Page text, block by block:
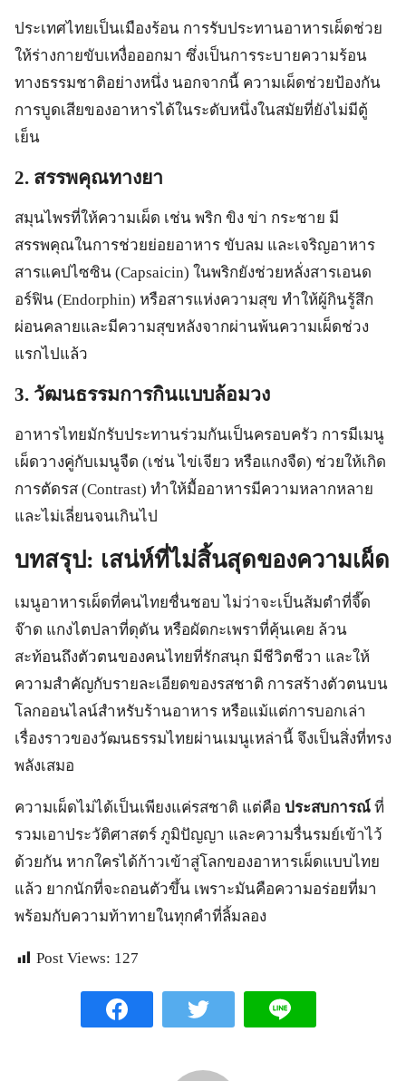
ประเทศไทยเป็นเมืองร้อน การรับประทานอาหารเผ็ดช่วย
ให้ร่างกายขับเหงื่อออกมา ซึ่งเป็นการระบายความร้อน
ทางธรรมชาติอย่างหนึ่ง นอกจากนี้ ความเผ็ดช่วยป้องกัน
การบูดเสียของอาหารได้ในระดับหนึ่งในสมัยที่ยังไม่มีตู้
เย็น
2. สรรพคุณทางยา
สมุนไพรที่ให้ความเผ็ด เช่น พริก ขิง ข่า กระชาย มี
สรรพคุณในการช่วยย่อยอาหาร ขับลม และเจริญอาหาร
สารแคปไซซิน (Capsaicin) ในพริกยังช่วยหลั่งสารเอนด
อร์ฟิน (Endorphin) หรือสารแห่งความสุข ทำให้ผู้กินรู้สึก
ผ่อนคลายและมีความสุขหลังจากผ่านพ้นความเผ็ดช่วง
แรกไปแล้ว
3. วัฒนธรรมการกินแบบล้อมวง
อาหารไทยมักรับประทานร่วมกันเป็นครอบครัว การมีเมนู
เผ็ดวางคู่กับเมนูจืด (เช่น ไข่เจียว หรือแกงจืด) ช่วยให้เกิด
การตัดรส (Contrast) ทำให้มื้ออาหารมีความหลากหลาย
และไม่เลี่ยนจนเกินไป
บทสรุป: เสน่ห์ที่ไม่สิ้นสุดของความเผ็ด
เมนูอาหารเผ็ดที่คนไทยชื่นชอบ ไม่ว่าจะเป็นส้มตำที่จี๊ด
จ๊าด แกงไตปลาที่ดุดัน หรือผัดกะเพราที่คุ้นเคย ล้วน
สะท้อนถึงตัวตนของคนไทยที่รักสนุก มีชีวิตชีวา และให้
ความสำคัญกับรายละเอียดของรสชาติ การสร้างตัวตนบน
โลกออนไลน์สำหรับร้านอาหาร หรือแม้แต่การบอกเล่า
เรื่องราวของวัฒนธรรมไทยผ่านเมนูเหล่านี้ จึงเป็นสิ่งที่ทรง
พลังเสมอ
ความเผ็ดไม่ได้เป็นเพียงแค่รสชาติ แต่คือ ประสบการณ์ ที่
รวมเอาประวัติศาสตร์ ภูมิปัญญา และความรื่นรมย์เข้าไว้
ด้วยกัน หากใครได้ก้าวเข้าสู่โลกของอาหารเผ็ดแบบไทย
แล้ว ยากนักที่จะถอนตัวขึ้น เพราะมันคือความอร่อยที่มา
พร้อมกับความท้าทายในทุกคำที่ลิ้มลอง
Post Views: 127